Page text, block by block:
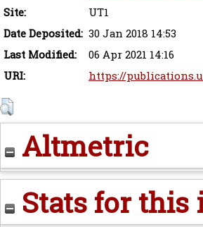
Site:
UT1
Date Deposited: 30 Jan 2018 14:53
Last Modified:
06 Apr 2021 14:16
URI:
https://
Altmetric
Stats for this